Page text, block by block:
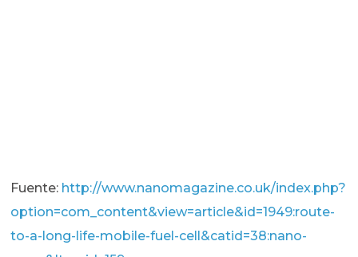
Fuente: http://www.nanomagazine.co.uk/index.php?
option=com_content&view=article&id=1949:route-
to-a-long-life-mobile-fuel-cell&catid=38:nano-